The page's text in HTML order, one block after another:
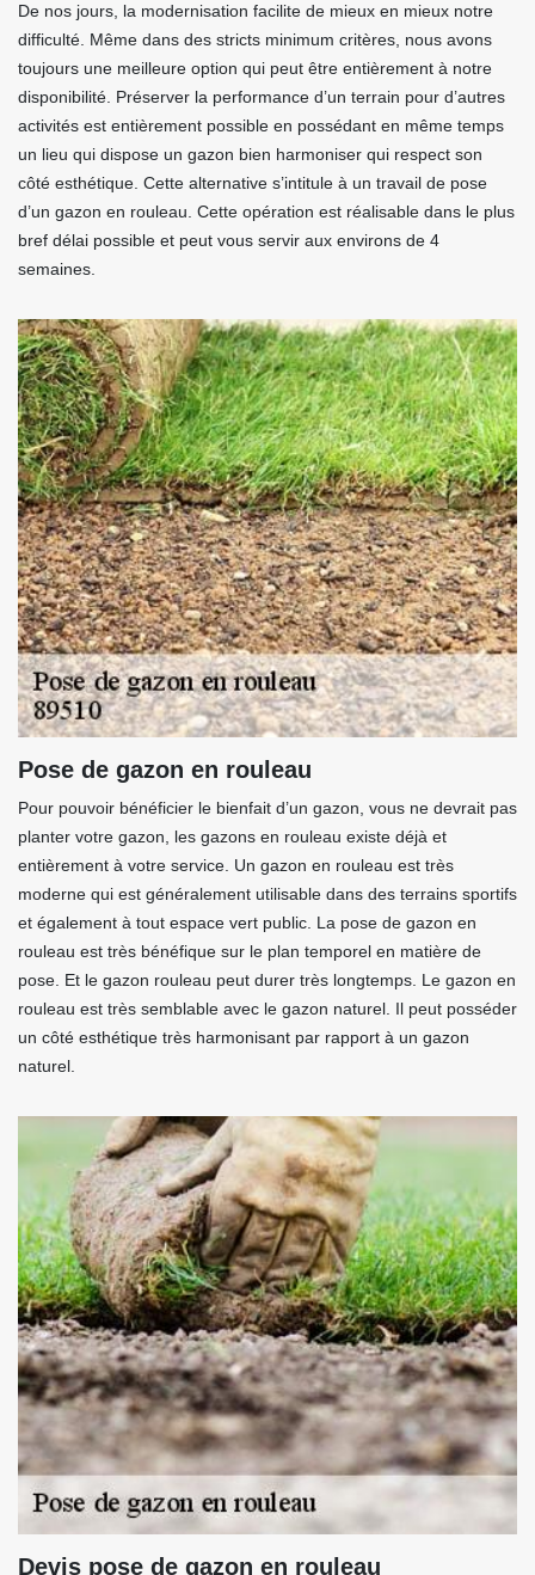
De nos jours, la modernisation facilite de mieux en mieux notre
difficulté. Même dans des stricts minimum critères, nous avons
toujours une meilleure option qui peut être entièrement à notre
disponibilité. Préserver la performance d’un terrain pour d’autres
activités est entièrement possible en possédant en même temps
un lieu qui dispose un gazon bien harmoniser qui respect son
côté esthétique. Cette alternative s’intitule à un travail de pose
d’un gazon en rouleau. Cette opération est réalisable dans le plus
bref délai possible et peut vous servir aux environs de 4
semaines.
Pose de gazon en rouleau
Pour pouvoir bénéficier le bienfait d’un gazon, vous ne devrait pas
planter votre gazon, les gazons en rouleau existe déjà et
entièrement à votre service. Un gazon en rouleau est très
moderne qui est généralement utilisable dans des terrains sportifs
et également à tout espace vert public. La pose de gazon en
rouleau est très bénéfique sur le plan temporel en matière de
pose. Et le gazon rouleau peut durer très longtemps. Le gazon en
rouleau est très semblable avec le gazon naturel. Il peut posséder
un côté esthétique très harmonisant par rapport à un gazon
naturel.
Devis pose de gazon en rouleau